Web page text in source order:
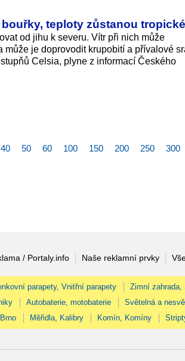
teploty zůstanou tropické
od jihu k severu. Vítr při nich může
je doprovodit krupobití a přívalové
Celsia, plyne z informací Českého
40 50 60 100 150 200 250 300
/ Portaly.info Naše reklamní prvky
parapety, Vnitřní parapety Zimní zahrada,
Autobaterie, motobaterie Světelná a
Měřidla, Kalibry Komín, Komíny